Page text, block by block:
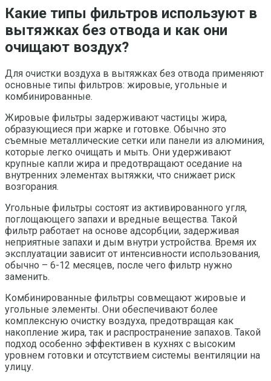
Какие типы фильтров используют в
вытяжках без отвода и как они
очищают воздух?
Для очистки воздуха в вытяжках без отвода применяют
основные типы фильтров: жировые, угольные и
комбинированные.
Жировые фильтры задерживают частицы жира,
образующиеся при жарке и готовке. Обычно это
съемные металлические сетки или панели из алюминия,
которые легко очищать и мыть. Они удерживают
крупные капли жира и предотвращают оседание на
внутренних элементах вытяжки, что снижает риск
возгорания.
Угольные фильтры состоят из активированного угля,
поглощающего запахи и вредные вещества. Такой
фильтр работает на основе адсорбции, задерживая
неприятные запахи и дым внутри устройства. Время их
эксплуатации зависит от интенсивности использования,
обычно – 6-12 месяцев, после чего фильтр нужно
заменить.
Комбинированные фильтры совмещают жировые и
угольные элементы. Они обеспечивают более
комплексную очистку воздуха, предотвращая как
накопление жира, так и распространение запахов. Такой
подход особенно эффективен в кухнях с высоким
уровнем готовки и отсутствием системы вентиляции на
улицу.